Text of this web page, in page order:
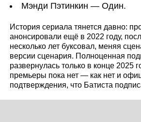
Мэнди Пэтинкин — Один.
История сериала тянется давно:
анонсировали ещё в 2022 году,
несколько лет буксовал, меняя
версии сценария. Полноценная
развернулась только в конце 2025
премьеры пока нет — как нет и
подтверждения, что Батиста